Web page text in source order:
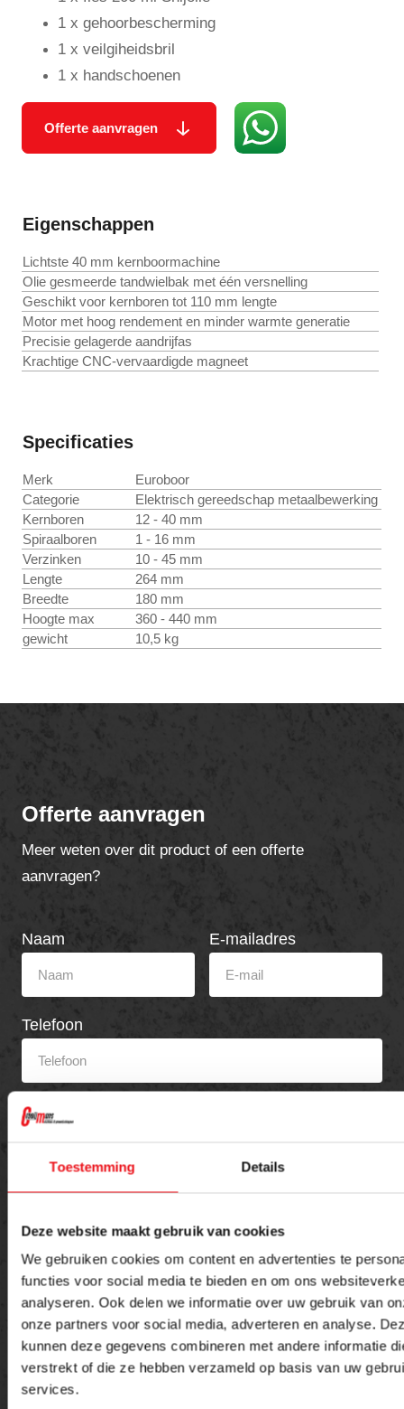
Toestemming Details
Deze website maakt gebruik van cookies
We gebruiken cookies om content en advertenties te
functies voor social media te bieden en om ons
analyseren. Ook delen we informatie over uw gebruik van
onze partners voor social media, adverteren en analyse.
kunnen deze gegevens combineren met andere informatie
verstrekt of die ze hebben verzameld op basis van uw
services.
1 x gehoorbescherming
1 x veilgiheidsbril
1 x handschoenen
Offerte aanvragen
Eigenschappen
Lichtste 40 mm kernboormachine
Olie gesmeerde tandwielbak met één versnelling
Geschikt voor kernboren tot 110 mm lengte
Motor met hoog rendement en minder warmte generatie
Precisie gelagerde aandrijfas
Krachtige CNC-vervaardigde magneet
Specificaties
Merk
Euroboor
Categorie
Elektrisch gereedschap metaalbewerking
Kernboren
12 - 40 mm
Spiraalboren
1 - 16 mm
Verzinken
10 - 45 mm
Lengte
264 mm
Breedte
180 mm
Hoogte max
360 - 440 mm
gewicht
10,5 kg
Offerte aanvragen
Meer weten over dit product of een offerte
aanvragen?
Naam E-mailadres
Telefoon
Bericht
Versturen